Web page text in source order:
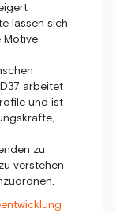
lassen sich
Motive
arbeitet
und ist
zu
verstehen